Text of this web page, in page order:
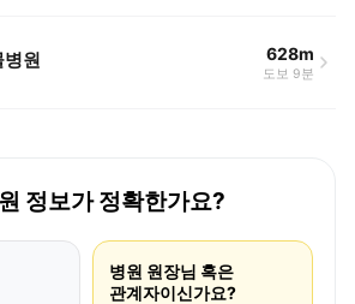
원 628m
도보 9분
정보가 정확한가요?
병원 원장님 혹은
관계자이신가요?